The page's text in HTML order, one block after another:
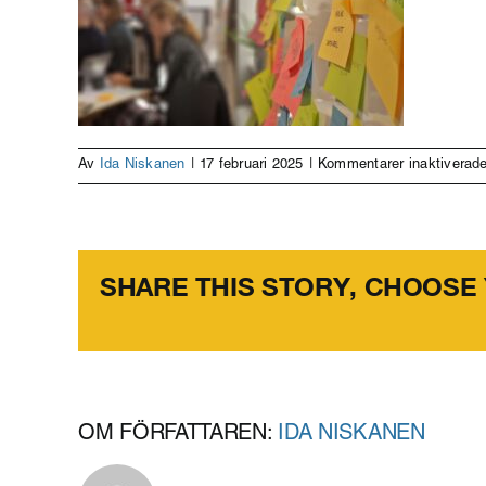
Av Ida Niskanen | 17 februari 2025 | Kommentarer inaktiverade
SHARE THIS STORY,
OM FÖRFATTAREN: IDA NISKANEN